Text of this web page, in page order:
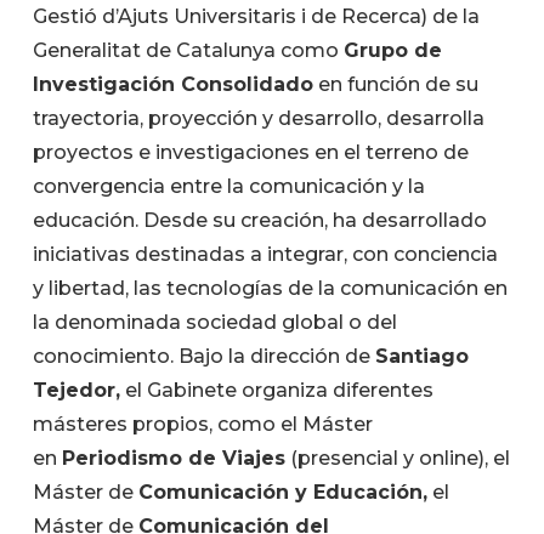
Gestió d’Ajuts Universitaris i de Recerca) de la
Generalitat de Catalunya como Grupo de
Investigación Consolidadoen función de su
trayectoria, proyección y desarrollo, desarrolla
proyectos e investigaciones en el terreno de
convergencia entre la comunicación y la
educación. Desde su creación, ha desarrollado
iniciativas destinadas a integrar, con conciencia
y libertad, las tecnologías de la comunicación en
la denominada sociedad global o del
conocimiento. Bajo la dirección de Santiago
Tejedor,el Gabinete organiza diferentes
másteres propios, como el Máster
en Periodismo de Viajes(presencial y online), el
Máster de Comunicación y Educación,el
Máster de Comunicación del